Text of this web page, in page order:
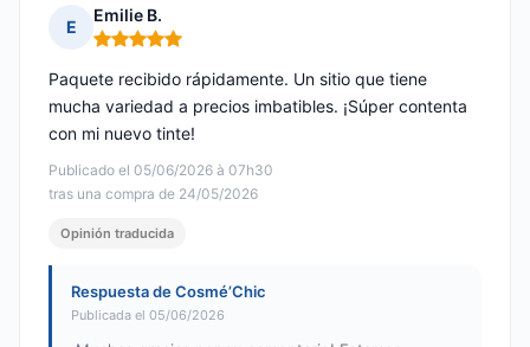
E
Emilie B.
Nota: 5 de 5
Publicado el 05/06/2026 à 07h30
tras una compra de 24/05/2026
Paquete recibido rápidamente. Un sitio que tiene
mucha variedad a precios imbatibles. ¡Súper contenta
con mi nuevo tinte!
Opinión traducida
Respuesta de Cosmé’Chic
Publicada el 05/06/2026